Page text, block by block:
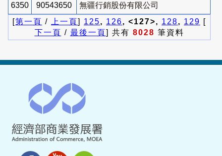
6350 90543650
無疆行銷股份有限公司
[第一頁 / 上一頁] 125, 126, <127>, 128, 129 [
下一頁 / 最後一頁] 共有 8028 筆資料